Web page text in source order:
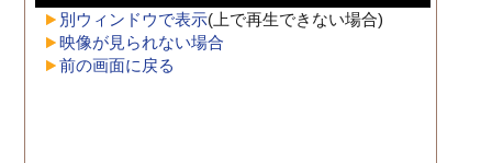
別ウィンドウで表示(上で再生できない場合)
映像が見られない場合
前の画面に戻る